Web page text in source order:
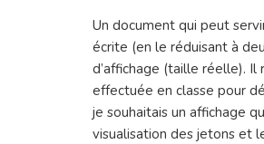
Un document qui peut
écrite (en le réduisant à
d’affichage (taille réelle). Il
effectuée en classe pour
je souhaitais un affichage
visualisation des jetons et